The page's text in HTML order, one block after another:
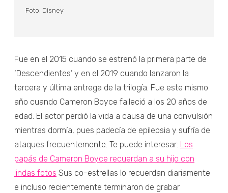
Foto: Disney
Fue en el 2015 cuando se estrenó la primera parte de
‘Descendientes’ y en el 2019 cuando lanzaron la
tercera y última entrega de la trilogía. Fue este mismo
año cuando Cameron Boyce falleció a los 20 años de
edad. El actor perdió la vida a causa de una convulsión
mientras dormía, pues padecía de epilepsia y sufría de
ataques frecuentemente. Te puede interesar: Los
papás de Cameron Boyce recuerdan a su hijo con
lindas fotos Sus co-estrellas lo recuerdan diariamente
e incluso recientemente terminaron de grabar